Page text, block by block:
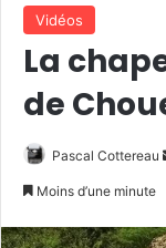
Vidéos
La
de
Pascal Cottereau
Moins d’une minute